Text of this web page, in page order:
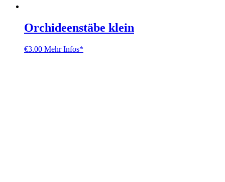
Orchideenstäbe klein
€3.00 Mehr Infos*